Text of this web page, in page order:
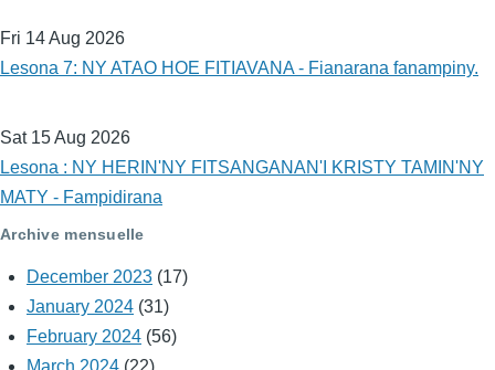
Fri 14 Aug 2026
Lesona 7: NY ATAO HOE FITIAVANA - Fianarana fanampiny.
Sat 15 Aug 2026
Lesona : NY HERIN'NY FITSANGANAN'I KRISTY TAMIN'NY
MATY - Fampidirana
Archive mensuelle
December 2023 (17)
January 2024 (31)
February 2024 (56)
March 2024 (22)